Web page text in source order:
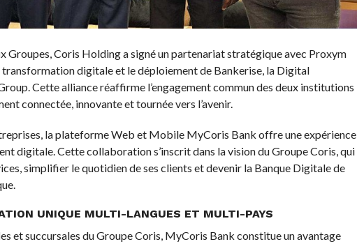
Groupes, Coris Holding a signé un partenariat stratégique avec Proxym
transformation digitale et le déploiement de Bankerise, la Digital
Cette alliance réaffirme l’engagement commun des deux institutions
connectée, innovante et tournée vers l’avenir.
la plateforme Web et Mobile MyCoris Bank offre une expérience
digitale. Cette collaboration s’inscrit dans la vision du Groupe Coris, qui
simplifier le quotidien de ses clients et devenir la Banque Digitale de
UNIQUE MULTI-LANGUES ET MULTI-PAYS
et succursales du Groupe Coris, MyCoris Bank constitue un avantage